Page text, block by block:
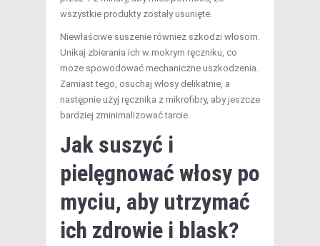
wszystkie produkty zostały usunięte.
Niewłaściwe suszenie również szkodzi włosom.
Unikaj zbierania ich w mokrym ręczniku, co
może spowodować mechaniczne uszkodzenia.
Zamiast tego, osuchaj włosy delikatnie, a
następnie użyj ręcznika z mikrofibry, aby jeszcze
bardziej zminimalizować tarcie.
Jak suszyć i
pielęgnować włosy po
myciu, aby utrzymać
ich zdrowie i blask?